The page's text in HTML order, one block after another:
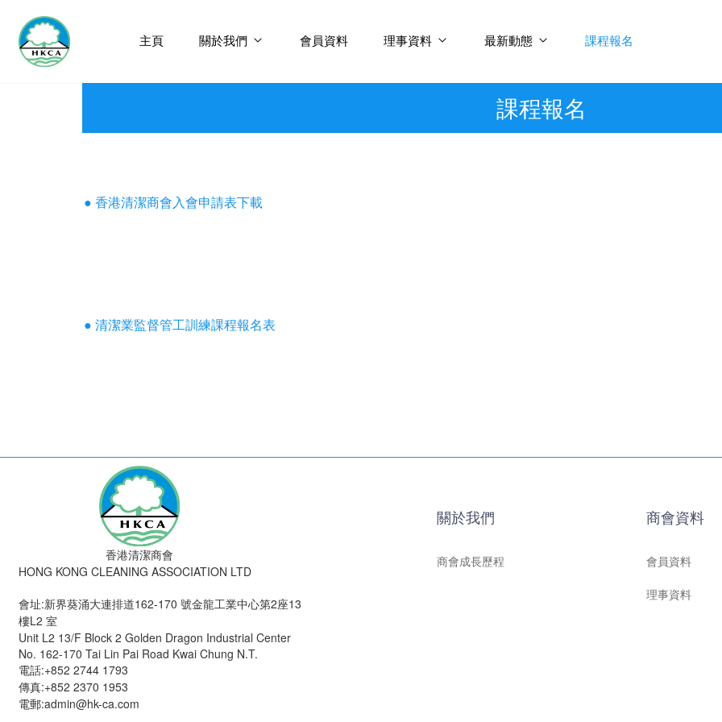
主頁 關於我們 會員資料 理事資料 最新動態 課程報名
課程報名
● 香港清潔商會入會申請表下載
● 清潔業監督管工訓練課程報名表
香港清潔商會
HONG KONG CLEANING ASSOCIATION LTD
會址:新界葵涌大連排道162-170 號金龍工業中心第2座13
樓L2 室
Unit L2 13/F Block 2 Golden Dragon Industrial Center
No. 162-170 Tai Lin Pai Road Kwai Chung N.T.
電話:+852 2744 1793
傳真:+852 2370 1953
電郵:admin@hk-ca.com
關於我們
商會成長歷程
商會資料
會員資料
理事資料